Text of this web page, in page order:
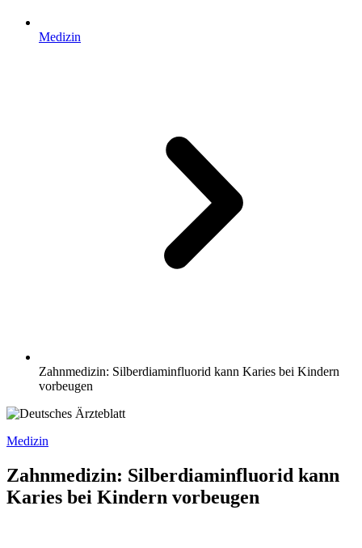
Medizin
Zahnmedizin: Silberdiaminfluorid kann Karies bei Kindern
vorbeugen
Medizin
Zahnmedizin: Silberdiaminfluorid kann
Karies bei Kindern vorbeugen